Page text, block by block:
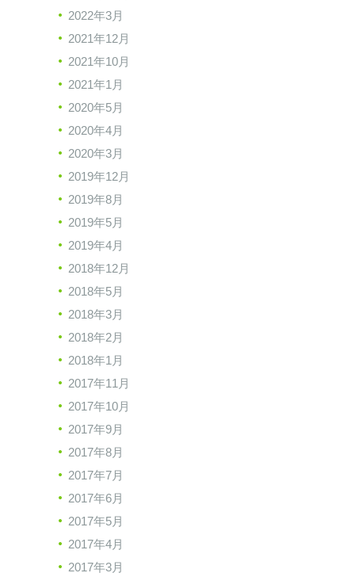
2022年3月
2021年12月
2021年10月
2021年1月
2020年5月
2020年4月
2020年3月
2019年12月
2019年8月
2019年5月
2019年4月
2018年12月
2018年5月
2018年3月
2018年2月
2018年1月
2017年11月
2017年10月
2017年9月
2017年8月
2017年7月
2017年6月
2017年5月
2017年4月
2017年3月